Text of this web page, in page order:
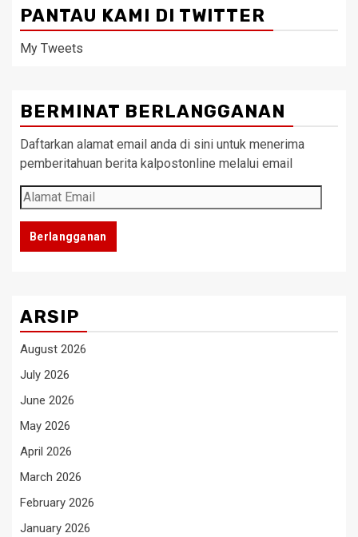
PANTAU KAMI DI TWITTER
My Tweets
BERMINAT BERLANGGANAN
Daftarkan alamat email anda di sini untuk menerima
pemberitahuan berita kalpostonline melalui email
Alamat
Email
Berlangganan
ARSIP
August 2026
July 2026
June 2026
May 2026
April 2026
March 2026
February 2026
January 2026